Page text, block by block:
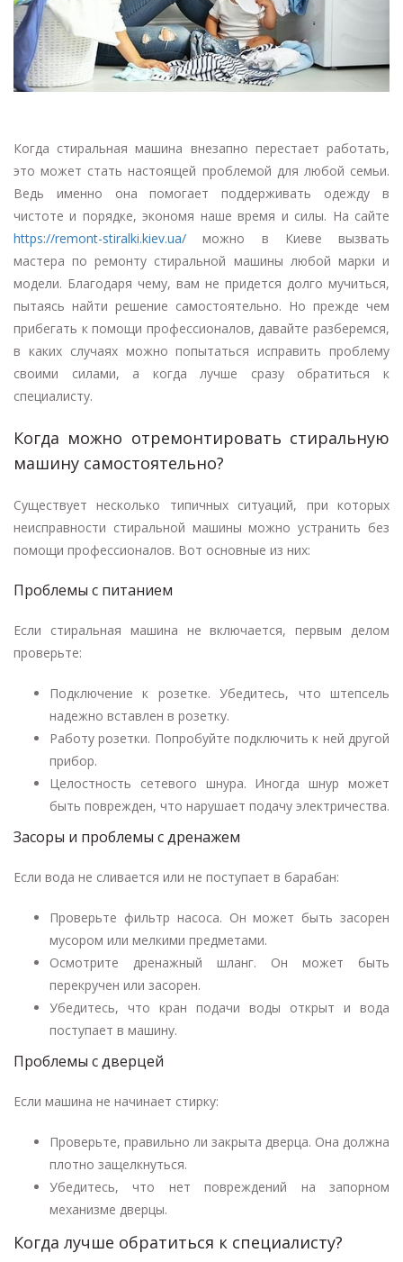
Когда стиральная машина внезапно перестает работать,
это может стать настоящей проблемой для любой семьи.
Ведь именно она помогает поддерживать одежду в
чистоте и порядке, экономя наше время и силы. На сайте
https://remont-stiralki.kiev.ua/ можно в Киеве вызвать
мастера по ремонту стиральной машины любой марки и
модели. Благодаря чему, вам не придется долго мучиться,
пытаясь найти решение самостоятельно. Но прежде чем
прибегать к помощи профессионалов, давайте разберемся,
в каких случаях можно попытаться исправить проблему
своими силами, а когда лучше сразу обратиться к
специалисту.
Когда можно отремонтировать стиральную
машину самостоятельно?
Существует несколько типичных ситуаций, при которых
неисправности стиральной машины можно устранить без
помощи профессионалов. Вот основные из них:
Проблемы с питанием
Если стиральная машина не включается, первым делом
проверьте:
Подключение к розетке. Убедитесь, что штепсель
надежно вставлен в розетку.
Работу розетки. Попробуйте подключить к ней другой
прибор.
Целостность сетевого шнура. Иногда шнур может
быть поврежден, что нарушает подачу электричества.
Засоры и проблемы с дренажем
Если вода не сливается или не поступает в барабан:
Проверьте фильтр насоса. Он может быть засорен
мусором или мелкими предметами.
Осмотрите дренажный шланг. Он может быть
перекручен или засорен.
Убедитесь, что кран подачи воды открыт и вода
поступает в машину.
Проблемы с дверцей
Если машина не начинает стирку:
Проверьте, правильно ли закрыта дверца. Она должна
плотно защелкнуться.
Убедитесь, что нет повреждений на запорном
механизме дверцы.
Когда лучше обратиться к специалисту?